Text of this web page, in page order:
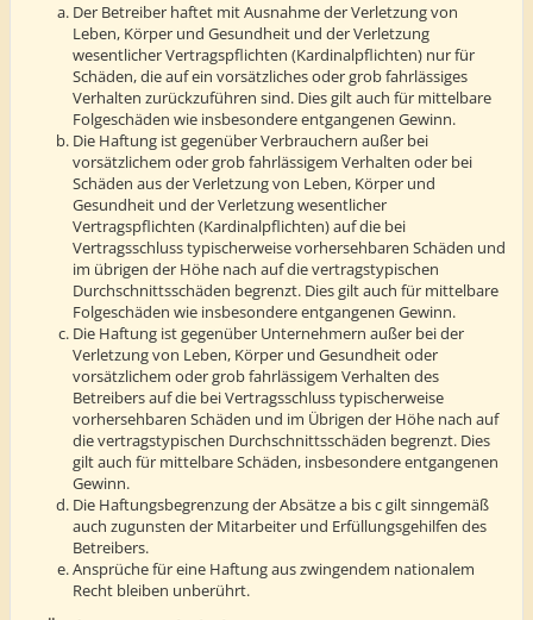
Der Betreiber haftet mit Ausnahme der Verletzung von
Leben, Körper und Gesundheit und der Verletzung
wesentlicher Vertragspflichten (Kardinalpflichten) nur für
Schäden, die auf ein vorsätzliches oder grob fahrlässiges
Verhalten zurückzuführen sind. Dies gilt auch für mittelbare
Folgeschäden wie insbesondere entgangenen Gewinn.
Die Haftung ist gegenüber Verbrauchern außer bei
vorsätzlichem oder grob fahrlässigem Verhalten oder bei
Schäden aus der Verletzung von Leben, Körper und
Gesundheit und der Verletzung wesentlicher
Vertragspflichten (Kardinalpflichten) auf die bei
Vertragsschluss typischerweise vorhersehbaren Schäden und
im übrigen der Höhe nach auf die vertragstypischen
Durchschnittsschäden begrenzt. Dies gilt auch für mittelbare
Folgeschäden wie insbesondere entgangenen Gewinn.
Die Haftung ist gegenüber Unternehmern außer bei der
Verletzung von Leben, Körper und Gesundheit oder
vorsätzlichem oder grob fahrlässigem Verhalten des
Betreibers auf die bei Vertragsschluss typischerweise
vorhersehbaren Schäden und im Übrigen der Höhe nach auf
die vertragstypischen Durchschnittsschäden begrenzt. Dies
gilt auch für mittelbare Schäden, insbesondere entgangenen
Gewinn.
Die Haftungsbegrenzung der Absätze a bis c gilt sinngemäß
auch zugunsten der Mitarbeiter und Erfüllungsgehilfen des
Betreibers.
Ansprüche für eine Haftung aus zwingendem nationalem
Recht bleiben unberührt.